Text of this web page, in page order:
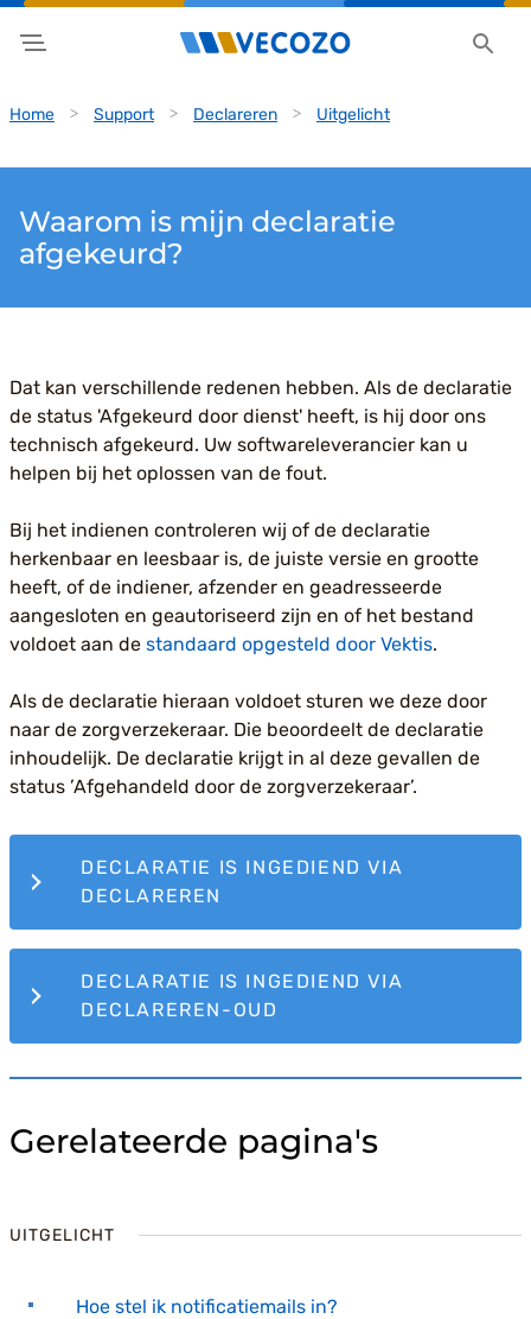
Home Support Declareren Uitgelicht
Waarom is mijn declaratie
afgekeurd?
Dat kan verschillende redenen hebben. Als de declaratie
de status 'Afgekeurd door dienst' heeft, is hij door ons
technisch afgekeurd. Uw softwareleverancier kan u
helpen bij het oplossen van de fout.
Bij het indienen controleren wij of de declaratie
herkenbaar en leesbaar is, de juiste versie en grootte
heeft, of de indiener, afzender en geadresseerde
aangesloten en geautoriseerd zijn en of het bestand
voldoet aan de standaard opgesteld door Vektis.
Als de declaratie hieraan voldoet sturen we deze door
naar de zorgverzekeraar. Die beoordeelt de declaratie
inhoudelijk. De declaratie krijgt in al deze gevallen de
status ’Afgehandeld door de zorgverzekeraar’.
DECLARATIE IS INGEDIEND VIA
DECLAREREN
DECLARATIE IS INGEDIEND VIA
DECLAREREN-OUD
Gerelateerde pagina's
UITGELICHT
Hoe stel ik notificatiemails in?